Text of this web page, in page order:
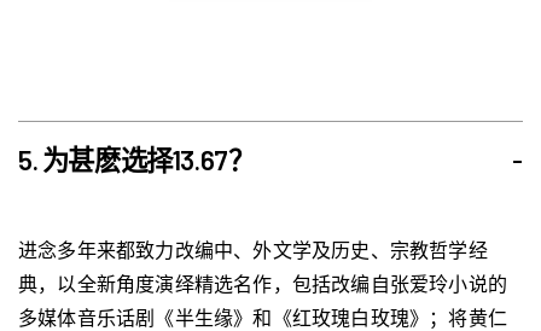
5. 为甚麽选择13.67？ -
进念多年来都致力改编中、外文学及历史、宗教哲学经
典，以全新角度演绎精选名作，包括改编自张爱玲小说的
多媒体音乐话剧《半生缘》和《红玫瑰白玫瑰》；将黄仁